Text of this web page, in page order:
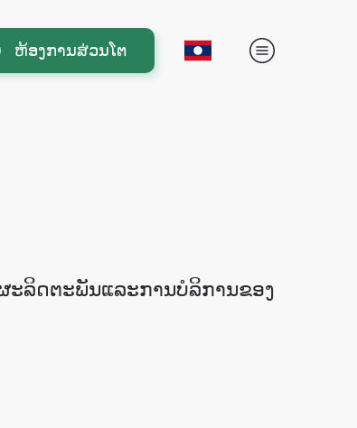
ຫ້ອງການສ່ວນໂຕ
ລິດຕະພັນແລະການບໍລິການຂອງ